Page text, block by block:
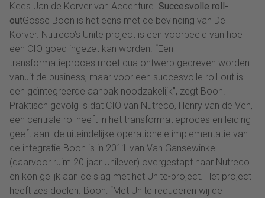
Kees Jan de Korver van Accenture. Succesvolle roll-
outGosse Boon is het eens met de bevinding van De
Korver. Nutreco’s Unite project is een voorbeeld van hoe
een CIO goed ingezet kan worden. “Een
transformatieproces moet qua ontwerp gedreven worden
vanuit de business, maar voor een succesvolle roll-out is
een geïntegreerde aanpak noodzakelijk”, zegt Boon.
Praktisch gevolg is dat CIO van Nutreco, Henry van de Ven,
een centrale rol heeft in het transformatieproces en leiding
geeft aan de uiteindelijke operationele implementatie van
de integratie.Boon is in 2011 van Van Gansewinkel
(daarvoor ruim 20 jaar Unilever) overgestapt naar Nutreco
en kon gelijk aan de slag met het Unite-project. Het project
heeft zes doelen. Boon: “Met Unite reduceren wij de